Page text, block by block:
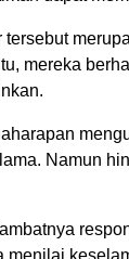
tersebut
mereka
Namun
menilai